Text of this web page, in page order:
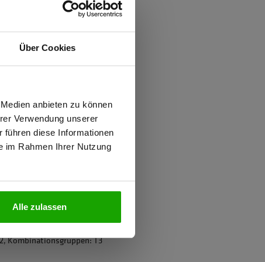
Über Cookies
anbieten zu können
Verwendung unserer
führen diese Informationen
im Rahmen Ihrer Nutzung
Alle zulassen
Kombinationsgruppen: T3